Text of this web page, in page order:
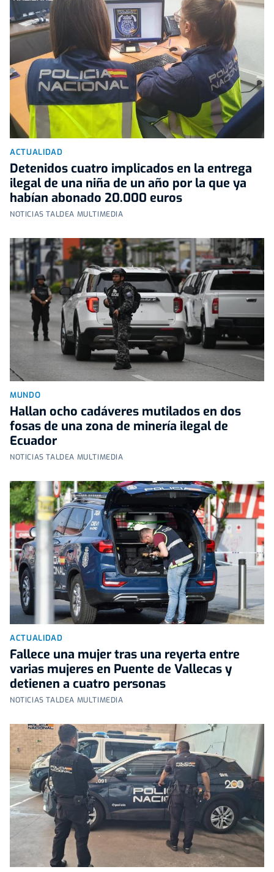
ACTUALIDAD
Detenidos cuatro implicados en la entrega
ilegal de una niña de un año por la que ya
habían abonado 20.000 euros
NOTICIAS TALDEA MULTIMEDIA
MUNDO
Hallan ocho cadáveres mutilados en dos
fosas de una zona de minería ilegal de
Ecuador
NOTICIAS TALDEA MULTIMEDIA
ACTUALIDAD
Fallece una mujer tras una reyerta entre
varias mujeres en Puente de Vallecas y
detienen a cuatro personas
NOTICIAS TALDEA MULTIMEDIA